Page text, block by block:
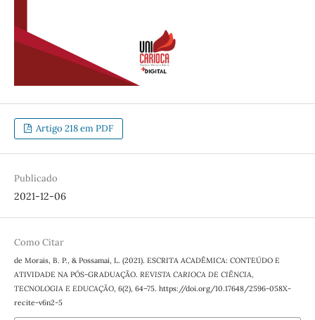
Artigo 218 em PDF
Publicado
2021-12-06
Como Citar
de Morais, B. P., & Possamai, L. (2021). ESCRITA ACADÊMICA: CONTEÚDO E
ATIVIDADE NA PÓS-GRADUAÇÃO. REVISTA CARIOCA DE CIÊNCIA,
TECNOLOGIA E EDUCAÇÃO, 6(2), 64–75. https://doi.org/10.17648/2596-058X-
recite-v6n2-5